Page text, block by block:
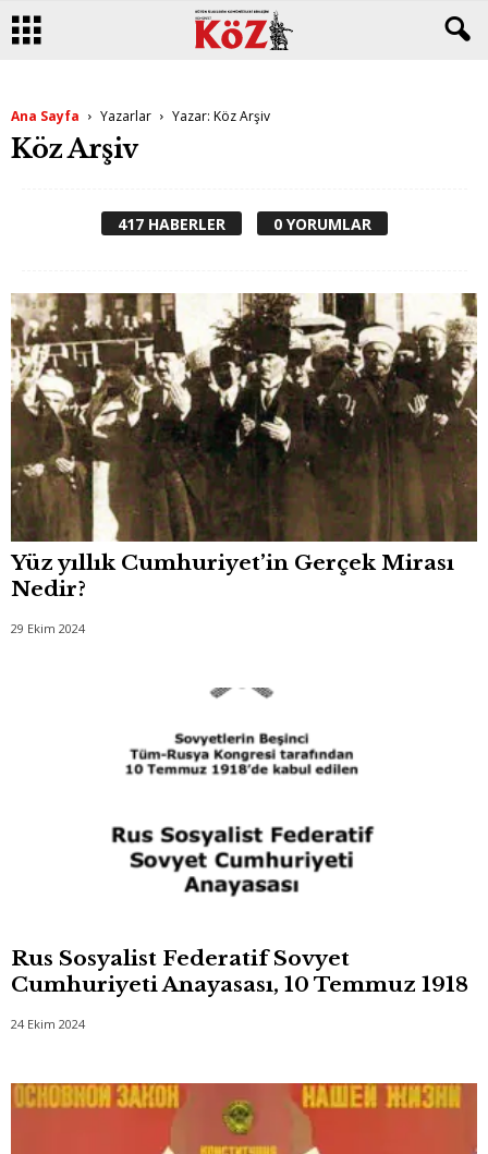
Ana Sayfa Yazarlar Yazar: Köz Arşiv
Köz Arşiv
417 HABERLER 0 YORUMLAR
Yüz yıllık Cumhuriyet’in Gerçek Mirası
Nedir?
29 Ekim 2024
Rus Sosyalist Federatif Sovyet
Cumhuriyeti Anayasası, 10 Temmuz 1918
24 Ekim 2024